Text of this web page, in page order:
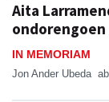
Aita
IN MEMORIAM
Jon Ander Ubeda